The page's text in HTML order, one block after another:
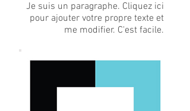
Je suis un paragraphe. Cliquez ici
pour ajouter votre propre texte et
me modifier. C'est facile.